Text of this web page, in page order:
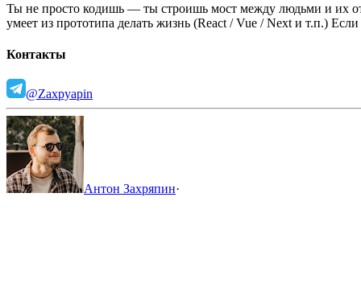
Ты не просто кодишь — ты строишь мост между людьми и их
умеет из прототипа делать жизнь (React / Vue / Next и т.п.) Если
Контакты
@Zaxpyapin
Антон Захряпин·